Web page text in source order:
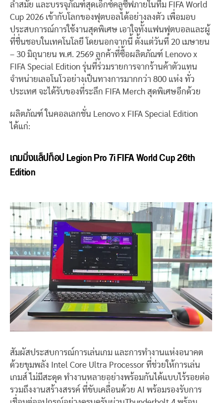
ล้ำสมัย และบรรจุภัณฑ์สุดเอ็กซ์คลูซีฟภายในทีม FIFA World
Cup 2026 เข้ากับโลกของฟุตบอลได้อย่างลงตัว เพื่อมอบ
ประสบการณ์การใช้งานสุดพิเศษ เอาใจทั้งแฟนฟุตบอลและผู้
ที่ชื่นชอบในเทคโนโลยี โดยนอกจากนี้ ตั้งแต่วันที่ 20 เมษายน
– 30 มิถุนายน พ.ศ. 2569 ลูกค้าที่ซื้อผลิตภัณฑ์ Lenovo x
FIFA Special Edition รุ่นที่ร่วมรายการจากร้านค้าตัวแทน
จำหน่ายเลอโนโวอย่างเป็นทางการมากกว่า 800 แห่ง ทั่ว
ประเทศ จะได้รับของที่ระลึก FIFA Merch สุดพิเศษอีกด้วย
ผลิตภัณฑ์ ในคอลเลกชั่น Lenovo x FIFA Special Edition
ได้แก่:
เกมมิ่งแล็ปท็อป Legion Pro 7i FIFA World Cup 26th
Edition
สัมผัสประสบการณ์การเล่นเกม และการทำงานแห่งอนาคต
ด้วยขุมพลัง Intel Core Ultra Processor ที่ช่วยให้การเล่น
เกมส์ ไม่มีสะดุด ทำงานหลายอย่างพร้อมกันได้แบบไร้รอยต่อ
รวมถึงงานสร้างสรรค์ ที่ขับเคลื่อนด้วย AI พร้อมรองรับการ